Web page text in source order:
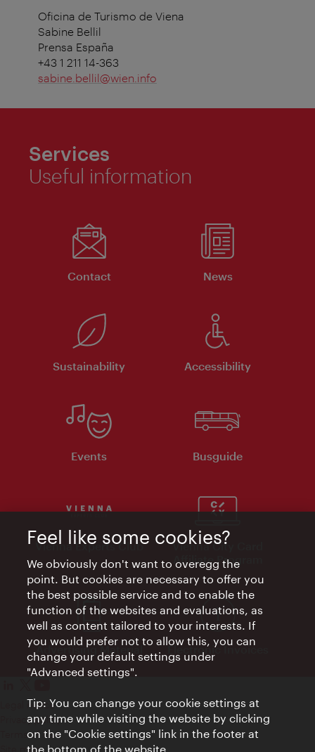
Oficina de Turismo de Viena
Sabine Bellil
Prensa España
+43 1 211 14-363
sabine.bellil@wien.info
Services
Useful information
Contact News
Sustainability Accessibility
Events Busguide
Vienna Experts Club
Vienna City Card
Affiliate Program
Advertising Material Electronic Invoices
Legal notice
Privacy policy
Terms of Use
Site map
Feel like some cookies?
We obviously don't want to overegg the
point. But cookies are necessary to offer you
the best possible service and to enable the
function of the websites and evaluations, as
well as content tailored to your interests. If
you would prefer not to allow this, you can
change your default settings under
"Advanced settings".
Tip: You can change your cookie settings at
any time while visiting the website by clicking
on the "Cookie settings" link in the footer at
the bottom of the website.